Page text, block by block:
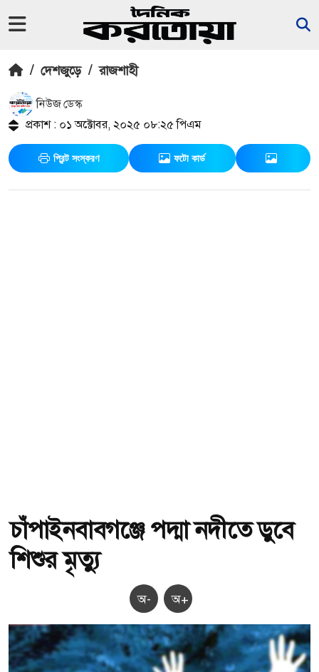
/ দেশজুড়ে / রাজশাহী
নিউজ ডেস্ক
প্রকাশ : ০১ অক্টোবর, ২০২৫ ০৮:২৫ পিএম
প্রিন্ট সংস্করণ ফটো কার্ড
চাঁপাইনবাবগঞ্জে পদ্মা নদীতে ডুবে
শিশুর মৃত্যু
অ- অ+